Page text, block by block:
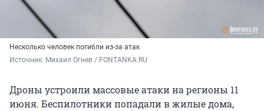
Несколько человек погибли из-за атак
Источник: Михаил Огнев / FONTANKA.RU
Дроны устроили массовые атаки на регионы 11
июня. Беспилотники попадали в жилые дома,